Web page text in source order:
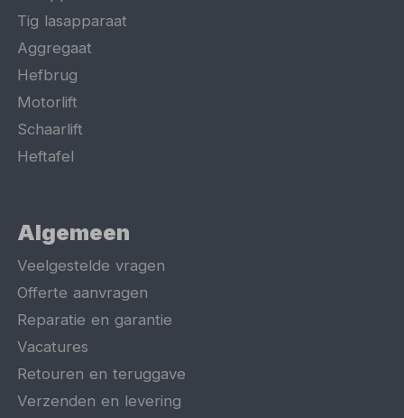
Tig lasapparaat
Aggregaat
Hefbrug
Motorlift
Schaarlift
Heftafel
Algemeen
Veelgestelde vragen
Offerte aanvragen
Reparatie en garantie
Vacatures
Retouren en teruggave
Verzenden en levering